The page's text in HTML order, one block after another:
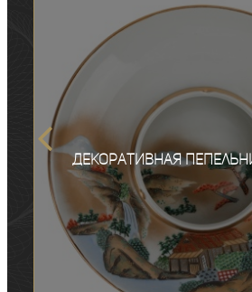
Декоративная